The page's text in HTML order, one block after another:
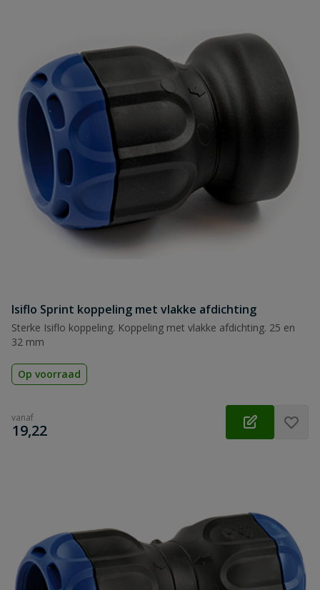
Isiflo Sprint koppeling met vlakke afdichting
Sterke Isiflo koppeling. Koppeling met vlakke afdichting. 25 en
32 mm
Op voorraad
vanaf
€
19,22